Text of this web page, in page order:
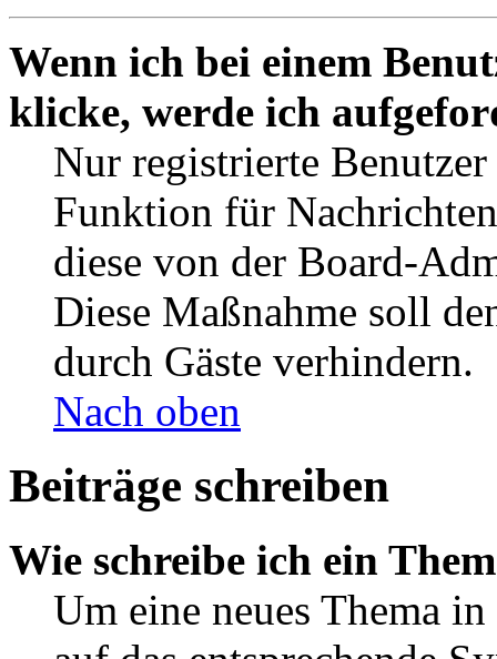
Wenn ich bei einem
klicke, werde ich
Nur registrierte
Funktion für
diese von der Board-
Diese Maßnahme soll
durch Gäste verhindern.
Nach oben
Beiträge schreiben
Wie schreibe ich ein
Um eine neues Thema